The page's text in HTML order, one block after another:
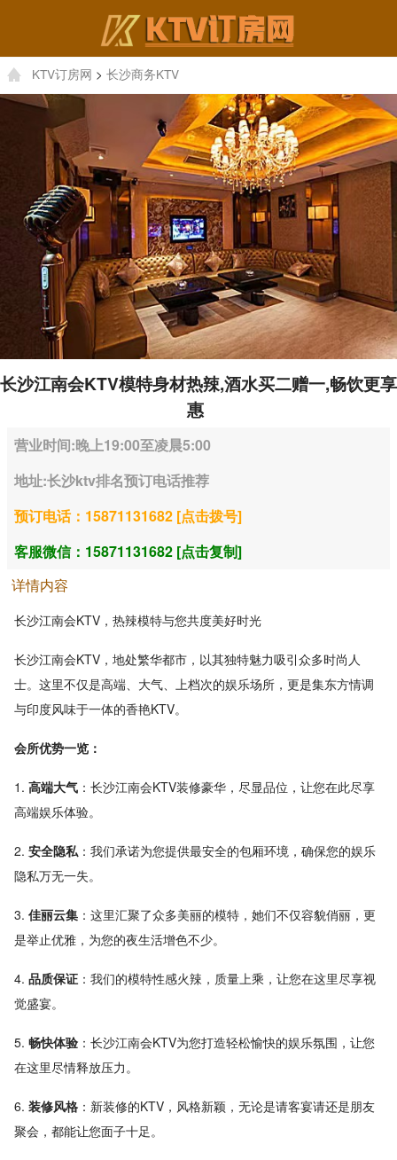
KTV订房网 > 长沙商务KTV
长沙江南会KTV模特身材热辣,酒水买二赠一,畅饮更享
惠
营业时间:晚上19:00至凌晨5:00
地址:长沙ktv排名预订电话推荐
预订电话：15871131682 [点击拨号]
客服微信：15871131682 [点击复制]
详情内容
长沙江南会KTV，热辣模特与您共度美好时光
长沙江南会KTV，地处繁华都市，以其独特魅力吸引众多时尚人
士。这里不仅是高端、大气、上档次的娱乐场所，更是集东方情调
与印度风味于一体的香艳KTV。
会所优势一览：
1. 高端大气 ：长沙江南会KTV装修豪华，尽显品位，让您在此尽享
高端娱乐体验。
2. 安全隐私：我们承诺为您提供最安全的包厢环境，确保您的娱乐
隐私万无一失。
3. 佳丽云集 ：这里汇聚了众多美丽的模特，她们不仅容貌俏丽，更
是举止优雅，为您的夜生活增色不少。
4. 品质保证 ：我们的模特性感火辣，质量上乘，让您在这里尽享视
觉盛宴。
5. 畅快体验 ：长沙江南会KTV为您打造轻松愉快的娱乐氛围，让您
在这里尽情释放压力。
6. 装修风格 ：新装修的KTV，风格新颖，无论是请客宴请还是朋友
聚会，都能让您面子十足。